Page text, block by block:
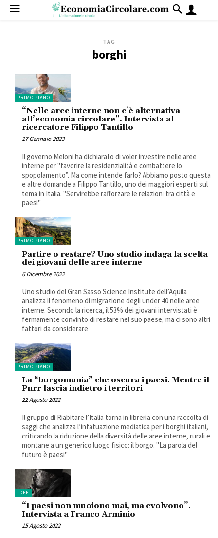
TAG
borghi
PRIMO PIANO
“Nelle aree interne non c’è alternativa
all’economia circolare”. Intervista al
ricercatore Filippo Tantillo
17 Gennaio 2023
Il governo Meloni ha dichiarato di voler investire nelle aree
interne per "favorire la residenzialità e combattere lo
spopolamento”. Ma come intende farlo? Abbiamo posto questa
e altre domande a Filippo Tantillo, uno dei maggiori esperti sul
tema in Italia. "Servirebbe rafforzare le relazioni tra città e
paesi"
PRIMO PIANO
Partire o restare? Uno studio indaga la scelta
dei giovani delle aree interne
6 Dicembre 2022
Uno studio del Gran Sasso Science Institute dell’Aquila
analizza il fenomeno di migrazione degli under 40 nelle aree
interne. Secondo la ricerca, il 53% dei giovani intervistati è
fermamente convinto di restare nel suo paese, ma ci sono altri
fattori da considerare
PRIMO PIANO
La “borgomania” che oscura i paesi. Mentre il
Pnrr lascia indietro i territori
22 Agosto 2022
Il gruppo di Riabitare l’Italia torna in libreria con una raccolta di
saggi che analizza l’infatuazione mediatica per i borghi italiani,
criticando la riduzione della diversità delle aree interne, rurali e
montane a un generico luogo fisico: il borgo. "La parola del
futuro è paesi"
IDEE
“I paesi non muoiono mai, ma evolvono”.
Intervista a Franco Arminio
15 Agosto 2022